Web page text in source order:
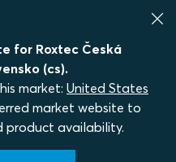
for Roxtec Česká
(cs).
market: United States
market website to
product availability.